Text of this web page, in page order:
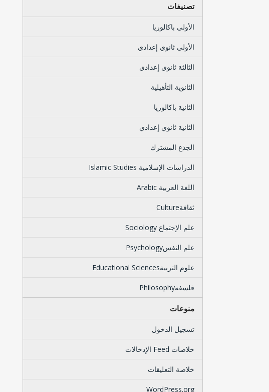
تصنيفات
الأولى باكالوريا
الأولى ثانوي إعدادي
الثالثة ثانوي إعدادي
الثانوية التأهيلية
الثانية باكالوريا
الثانية ثانوي إعدادي
الجذع المشترك
الدراسات الإسلامية Islamic Studies
اللغة العربية Arabic
ثقافةCulture
علم الإجتماع Sociology
علم النفسPsychology
علوم التربيةEducational Sciences
فلسفةPhilosophy
منوعات
تسجيل الدخول
خلاصات Feed الإدخالات
خلاصة التعليقات
WordPress.org